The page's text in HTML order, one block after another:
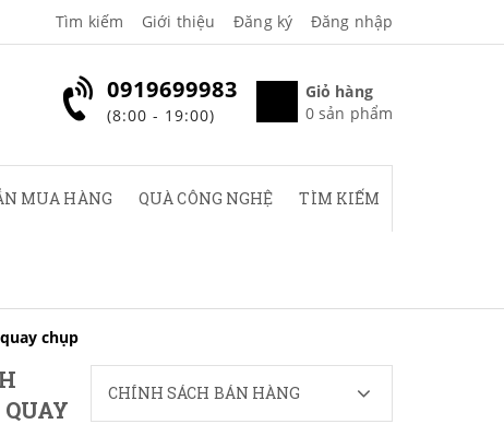
Tìm kiếm Giới thiệu Đăng ký Đăng nhập
Giỏ hàng
0 sản phẩm
0919699983
(8:00 - 19:00)
MUA HÀNG QUÀ CÔNG NGHỆ TÌM KIẾM
chụp
CHÍNH SÁCH BÁN HÀNG